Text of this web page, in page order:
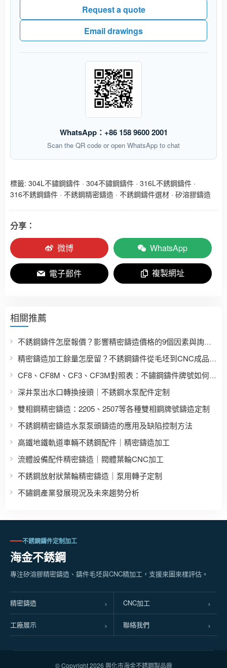
Request a quote
Email drawings
WhatsApp：+86 158 9600 2001
Scan the QR code or open WhatsApp to chat
標籤: 304L不鏽鋼鑄件 · 304不鏽鋼鑄件 · 316L不銹鋼鑄件 ·
316不銹鋼鑄件 · 不銹鋼精密鑄造 · 不銹鋼鑄件選材 · 矽溶膠鑄造
分享：
微博
WhatsApp
電子郵件 複製網址
相關推薦
不銹鋼鑄件怎麼報價？影響精密鑄造價格的9個因素與詢價資料清單
精密鑄造加工餘量怎麼留？不銹鋼鑄件從毛坯到CNC成品的尺寸設計指南
CF8、CF8M、CF3、CF3M對照表：不鏽鋼鑄件牌號如何對應304、316、304L、316L？
深井泵出水口轉換接頭｜不銹鋼水泵配件定制
雙相鋼精密鑄造：2205、2507等各種雙相鋼牌號鑄造定制
不銹鋼精密鑄造水泵泵頭鑄造的應用及缺陷控制方法
高鐵地鐵軌道車輛不銹鋼配件｜精密鑄造加工
流體設備配件精密鑄造｜閥體葉輪CNC加工
不銹鋼放射狀葉輪精密鑄造｜泵用轉子定制
不鏽鋼產業發展現況及未來趨勢分析
不銹鋼鑄件定制加工
海金不銹鋼
專注矽溶膠精密鑄造、鑄件毛坯與CNC精加工，支援來圖來樣評估。
精密鑄造 CNC加工
工廠展示 聯絡我們
© Copyright2026 興化市海金不銹鋼製品廠